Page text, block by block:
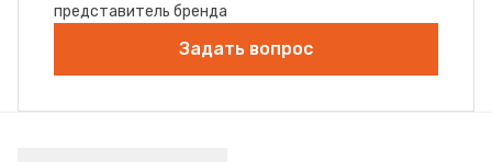
представитель бренда
Задать вопрос